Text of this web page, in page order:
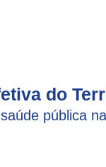
do
pública na